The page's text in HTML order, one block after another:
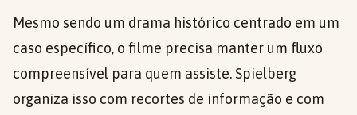
Mesmo sendo um drama histórico centrado em um
caso específico, o filme precisa manter um fluxo
compreensível para quem assiste. Spielberg
organiza isso com recortes de informação e com